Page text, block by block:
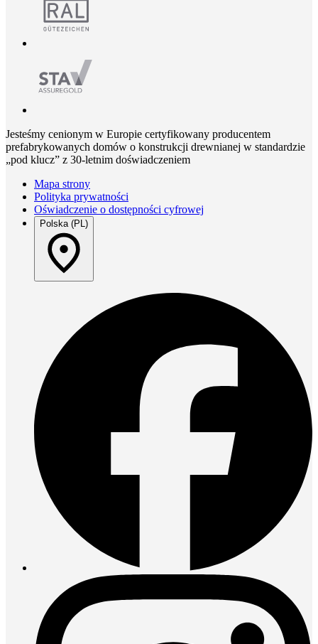
Jesteśmy cenionym w Europie certyfikowany producentem
prefabrykowanych domów o konstrukcji drewnianej w standardzie
„pod klucz” z 30-letnim doświadczeniem
Mapa strony
Polityka prywatności
Oświadczenie o dostępności cyfrowej
Polska (PL)